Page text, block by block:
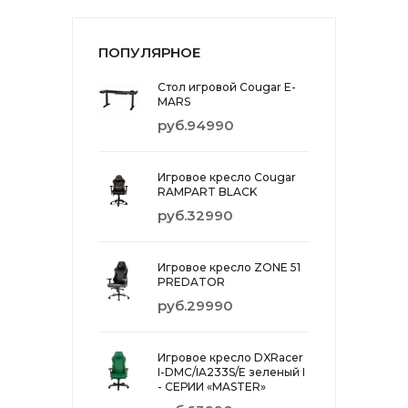
ПОПУЛЯРНОЕ
Стол игровой Cougar E-
MARS
руб.94990
Игровое кресло Cougar
RAMPART BLACK
руб.32990
Игровое кресло ZONE 51
PREDATOR
руб.29990
Игровое кресло DXRacer
I-DMC/IA233S/E зеленый I
- СЕРИИ «MASTER»